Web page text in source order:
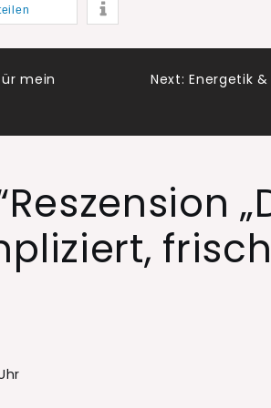
mein
Next: Energetik
Reszension